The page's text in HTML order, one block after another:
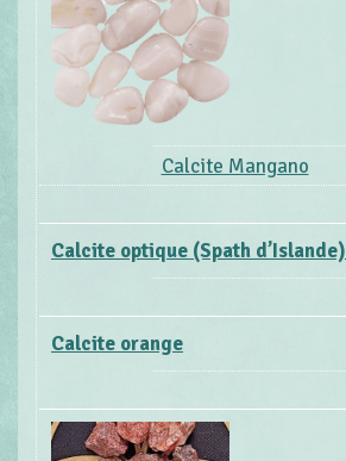
Calcite Mangano
Calcite optique (Spath d’Islande)
Calcite orange